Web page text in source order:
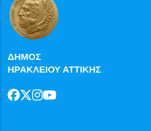
ΔΗΜΟΣ
ΗΡΑΚΛΕΙΟΥ ΑΤΤΙΚΗΣ